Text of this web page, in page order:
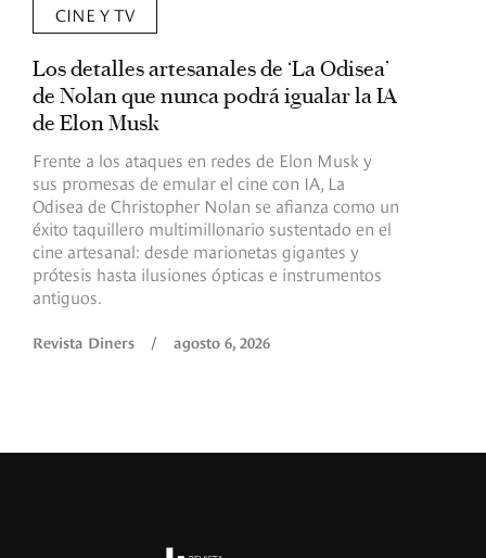
CINE Y TV
Los detalles artesanales de ‘La Odisea’
de Nolan que nunca podrá igualar la IA
de Elon Musk
Frente a los ataques en redes de Elon Musk y
sus promesas de emular el cine con IA, La
Odisea de Christopher Nolan se afianza como un
éxito taquillero multimillonario sustentado en el
cine artesanal: desde marionetas gigantes y
prótesis hasta ilusiones ópticas e instrumentos
antiguos.
Revista Diners / agosto 6, 2026